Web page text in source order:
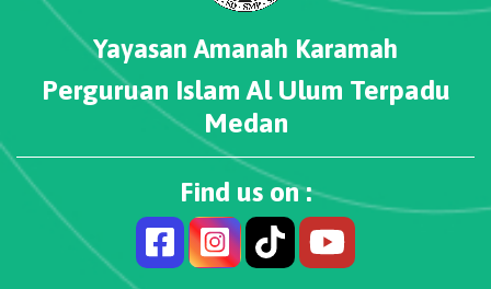
Yayasan Amanah Karamah
Perguruan Islam Al Ulum Terpadu
Medan
Find us on :